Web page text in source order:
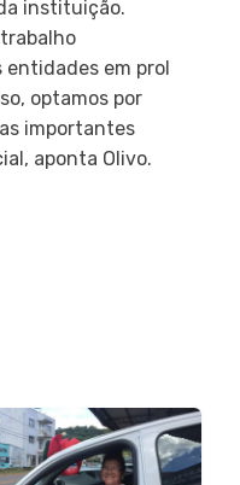
instituição.
trabalho
entidades em prol
optamos por
importantes
aponta Olivo.